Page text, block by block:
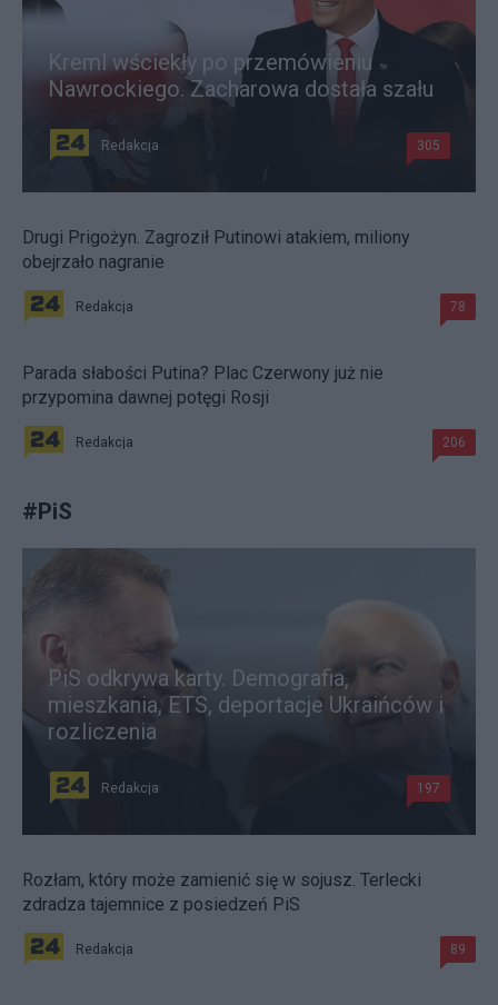
Kreml wściekły po przemówieniu
Nawrockiego. Zacharowa dostała szału
Redakcja 305
Drugi Prigożyn. Zagroził Putinowi atakiem, miliony
obejrzało nagranie
Redakcja 78
Parada słabości Putina? Plac Czerwony już nie
przypomina dawnej potęgi Rosji
Redakcja 206
#PiS
PiS odkrywa karty. Demografia,
mieszkania, ETS, deportacje Ukraińców i
rozliczenia
Redakcja 197
Rozłam, który może zamienić się w sojusz. Terlecki
zdradza tajemnice z posiedzeń PiS
Redakcja 89